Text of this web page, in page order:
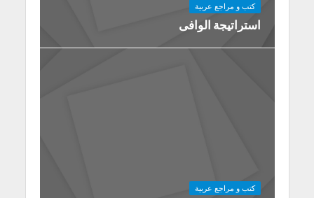
كتب و مراجع عربية
استراتيجة الوافى
كتب و مراجع عربية